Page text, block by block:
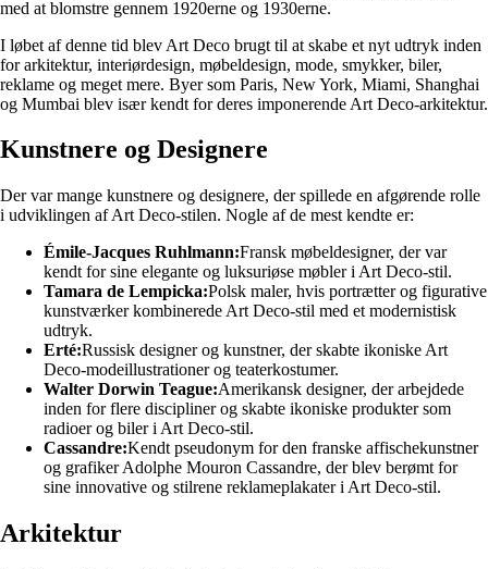
med at blomstre gennem 1920erne og 1930erne.
I løbet af denne tid blev Art Deco brugt til at skabe et nyt udtryk inden
for arkitektur, interiørdesign, møbeldesign, mode, smykker, biler,
reklame og meget mere. Byer som Paris, New York, Miami, Shanghai
og Mumbai blev især kendt for deres imponerende Art Deco-arkitektur.
Kunstnere og Designere
Der var mange kunstnere og designere, der spillede en afgørende rolle
i udviklingen af Art Deco-stilen. Nogle af de mest kendte er:
Émile-Jacques Ruhlmann:Fransk møbeldesigner, der var
kendt for sine elegante og luksuriøse møbler i Art Deco-stil.
Tamara de Lempicka:Polsk maler, hvis portrætter og figurative
kunstværker kombinerede Art Deco-stil med et modernistisk
udtryk.
Erté:Russisk designer og kunstner, der skabte ikoniske Art
Deco-modeillustrationer og teaterkostumer.
Walter Dorwin Teague:Amerikansk designer, der arbejdede
inden for flere discipliner og skabte ikoniske produkter som
radioer og biler i Art Deco-stil.
Cassandre:Kendt pseudonym for den franske affischekunstner
og grafiker Adolphe Mouron Cassandre, der blev berømt for
sine innovative og stilrene reklameplakater i Art Deco-stil.
Arkitektur